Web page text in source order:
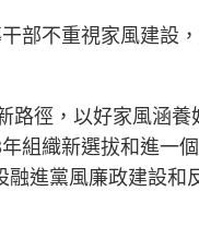
部不重視家風建設
徑，以好家風涵
組織新選拔和進一
進黨風廉政建設和